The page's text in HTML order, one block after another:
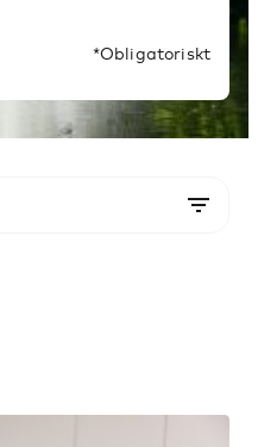
*Obligatoriskt